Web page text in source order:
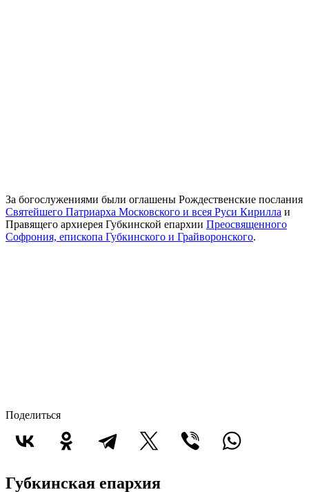
За богослужениями были оглашены Рождественские послания
Святейшего Патриарха Московского и всея Руси Кирилла и
Правящего архиерея Губкинской епархии Преосвященного
Софрония, епископа Губкинского и Грайворонского.
Поделиться
Губкинская епархия